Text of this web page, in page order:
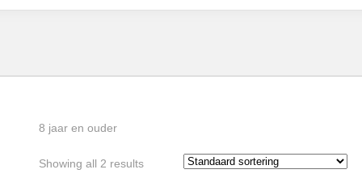
8 jaar en ouder
Showing all 2 results